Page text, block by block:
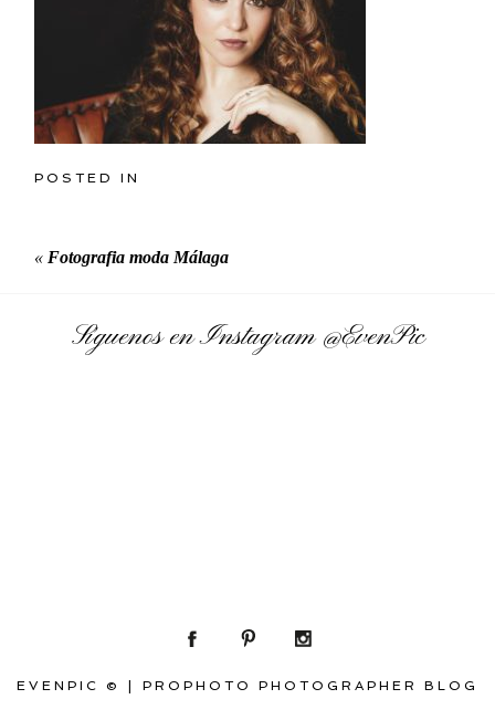
POSTED IN
« Fotografia moda Málaga
Síguenos en Instagram@EvenPic
EVENPIC © PROPHOTO PHOTOGRAPHER BLOG